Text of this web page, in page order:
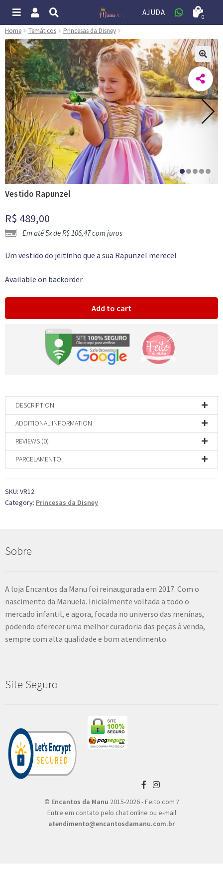
AJUDA 0
Home Temáticos Princesas da Disney
🔍
Vestido Rapunzel
R$ 489,00
Em até 5x deR$106,47com juros
Um vestido do jeitinho que a sua Rapunzel merece!
Available on backorder
Add to cart
DESCRIPTION
ADDITIONAL INFORMATION
REVIEWS (0)
PARCELAMENTO
SKU: VR12
Category: Princesas da Disney
Sobre
A loja Encantos da Manu foi reinaugurada em 2017. Com o
nascimento da Manuela. Inicialmente voltada a todo o
mercado infantil, e agora, focada no universo das meninas,
podendo oferecer uma melhor curadoria das peças à venda,
sempre com alta qualidade e bom atendimento.
Site Seguro
© Encantos da Manu 2015-2026 - Feito com ?
Entre em contato pelo chat online ou e-mail
atendimento@encantosdamanu.com.br